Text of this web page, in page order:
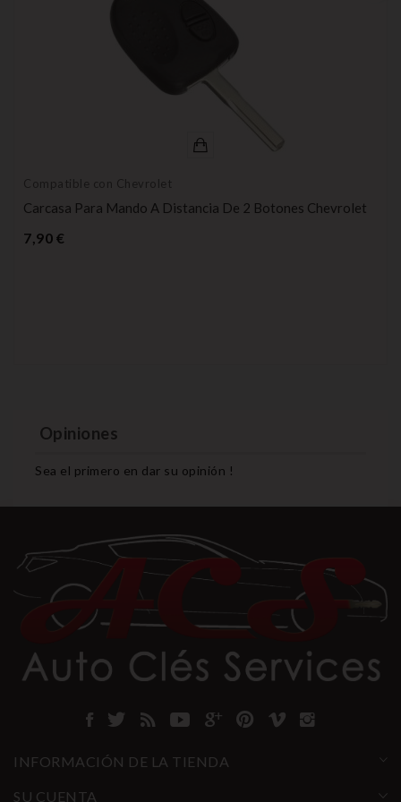
Compatible con Chevrolet
Carcasa Para Mando A Distancia De 2 Botones Chevrolet
7,90 €
Opiniones
Sea el primero en dar su opinión !
INFORMACIÓN DE LA TIENDA
SU CUENTA